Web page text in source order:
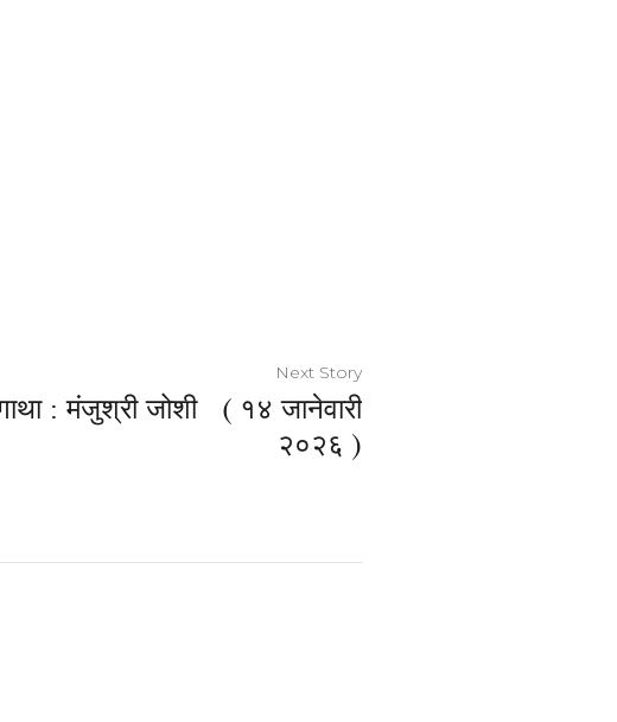
Next Story
: मंजुश्री जोशी ( १४ जानेवारी
२०२६ )